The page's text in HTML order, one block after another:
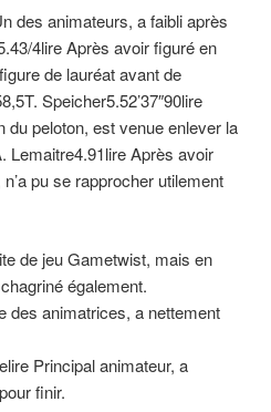
des animateurs, a faibli après
4lire Après avoir figuré en
de lauréat avant de
Speicher5.52’37″90lire
du peloton, est venue enlever la
Lemaitre4.91lire Après avoir
pu se rapprocher utilement
de jeu Gametwist, mais en
également.
des animatrices, a nettement
Principal animateur, a
finir.